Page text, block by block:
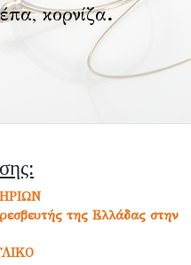
κορνίζα.
της Ελλάδας στην